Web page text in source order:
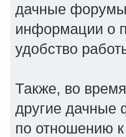
дачные
информации о
удобство
Также, во
другие
по отношению